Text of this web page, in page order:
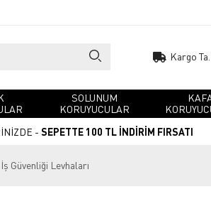
SOLUNUM
KORUYUCULAR
- SEPETTE 100 TL İNDİRİM FIRSATI
İş Güvenliği Levhaları